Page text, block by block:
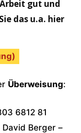
gut und
das u.a. hier
Überweisung:
6812 81
David Berger –